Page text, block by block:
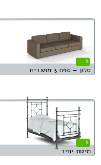
1
סלון – ספת 3 מושבים
1
מיטת יחיד